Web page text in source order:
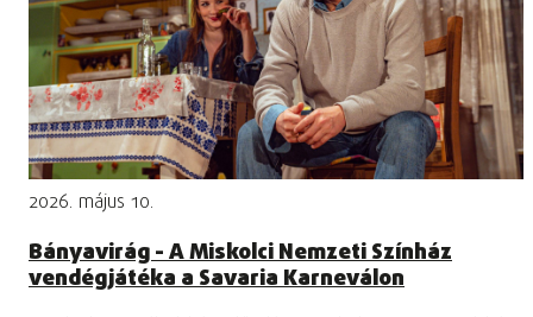
2026. május 10.
Bányavirág - A Miskolci Nemzeti Színház
vendégjátéka a Savaria Karneválon